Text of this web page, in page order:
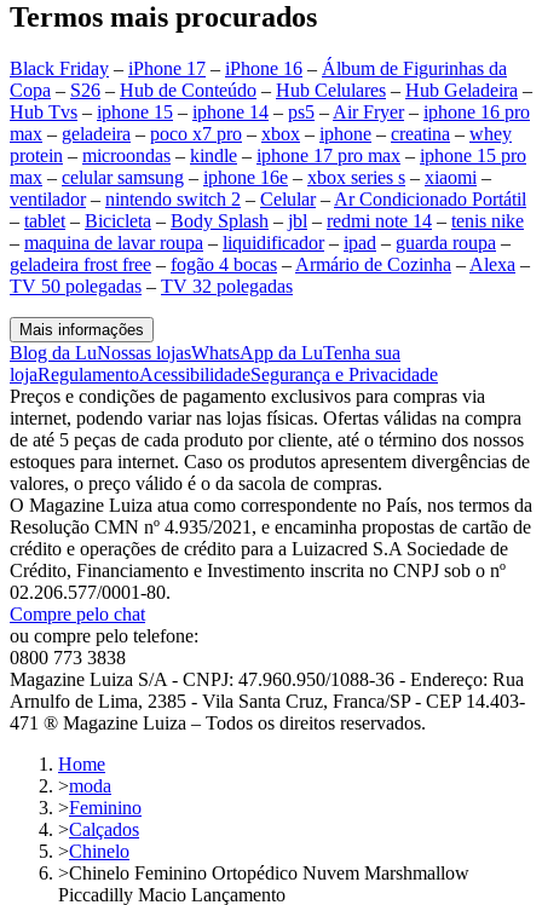
Termos mais procurados
Black Friday – iPhone 17 – iPhone 16 – Álbum de Figurinhas da
Copa – S26 – Hub de Conteúdo – Hub Celulares – Hub Geladeira –
Hub Tvs – iphone 15 – iphone 14 – ps5 – Air Fryer– iphone 16 pro
max – geladeira – poco x7 pro – xbox – iphone – creatina – whey
protein – microondas – kindle – iphone 17 pro max – iphone 15 pro
max – celular samsung – iphone 16e – xbox series s – xiaomi –
ventilador– nintendo switch 2 – Celular– Ar Condicionado Portátil
– tablet – Bicicleta – Body Splash – jbl – redmi note 14 – tenis nike
– maquina de lavar roupa – liquidificador– ipad – guarda roupa –
geladeira frost free – fogão 4 bocas – Armário de Cozinha – Alexa –
TV 50 polegadas – TV 32 polegadas
Mais informações
Blog da LuNossas lojasWhatsApp da LuTenha sua
lojaRegulamentoAcessibilidadeSegurança e Privacidade
Preços e condições de pagamento exclusivos para compras via
internet, podendo variar nas lojas físicas. Ofertas válidas na compra
de até 5 peças de cada produto por cliente, até o término dos nossos
estoques para internet. Caso os produtos apresentem divergências de
valores, o preço válido é o da sacola de compras.
O Magazine Luiza atua como correspondente no País, nos termos da
Resolução CMN nº 4.935/2021, e encaminha propostas de cartão de
crédito e operações de crédito para a Luizacred S.A Sociedade de
Crédito, Financiamento e Investimento inscrita no CNPJ sob o nº
02.206.577/0001-80.
Compre pelo chat
ou compre pelo telefone:
0800 773 3838
Magazine Luiza S/A - CNPJ: 47.960.950/1088-36 - Endereço: Rua
Arnulfo de Lima, 2385 - Vila Santa Cruz, Franca/SP - CEP 14.403-
471 ® Magazine Luiza – Todos os direitos reservados.
Home
>moda
>Feminino
>Calçados
>Chinelo
>Chinelo Feminino Ortopédico Nuvem Marshmallow
Piccadilly Macio Lançamento